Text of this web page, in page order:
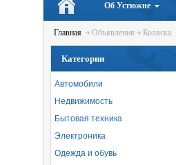
Об Устюжне
Главная Объявления Коляска
Категории
Автомобили
Недвижимость
Бытовая техника
Электроника
Одежда и обувь